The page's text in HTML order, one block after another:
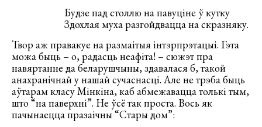
Будзе пад столлю на павуцiне ў кутку
Здохлая муха разгойдвацца на скразняку.
Твор аж правакуе на размаітыя інтэрпрэтацыі. Гэта
можа быць – о, радасць неафіта! – сюжэт пра
навяртанне да беларушчыны, здавалася б, такой
анахранічнай у нашай сучаснасці. Але не трэба быць
аўтарам класу Мінкіна, каб абмежавацца толькі тым,
што “на паверхні”. Не ўсё так проста. Вось як
пачынаецца празаічны “Стары дом”: